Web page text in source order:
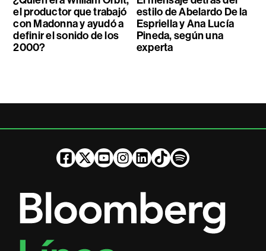
el productor que trabajó
con Madonna y ayudó a
definir el sonido de los
2000?
estilo de Abelardo De la
Espriella y Ana Lucía
Pineda, según una
experta